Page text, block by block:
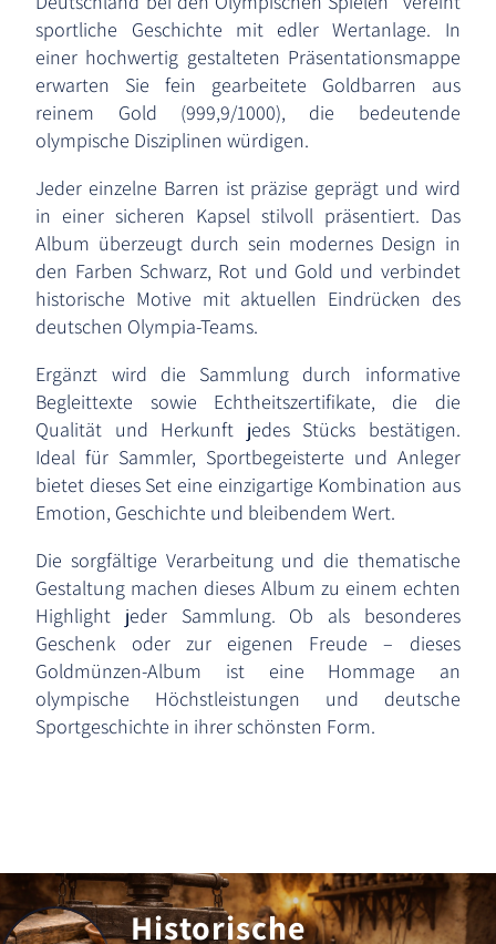
sportliche Geschichte mit edler Wertanlage. In
einer hochwertig gestalteten Präsentationsmappe
erwarten Sie fein gearbeitete Goldbarren aus
reinem Gold (999,9/1000), die bedeutende
olympische Disziplinen würdigen.
Jeder einzelne Barren ist präzise geprägt und wird
in einer sicheren Kapsel stilvoll präsentiert. Das
Album überzeugt durch sein modernes Design in
den Farben Schwarz, Rot und Gold und verbindet
historische Motive mit aktuellen Eindrücken des
deutschen Olympia-Teams.
Ergänzt wird die Sammlung durch informative
Begleittexte sowie Echtheitszertifikate, die die
Qualität und Herkunft jedes Stücks bestätigen.
Ideal für Sammler, Sportbegeisterte und Anleger
bietet dieses Set eine einzigartige Kombination aus
Emotion, Geschichte und bleibendem Wert.
Die sorgfältige Verarbeitung und die thematische
Gestaltung machen dieses Album zu einem echten
Highlight jeder Sammlung. Ob als besonderes
Geschenk oder zur eigenen Freude – dieses
Goldmünzen-Album ist eine Hommage an
olympische Höchstleistungen und deutsche
Sportgeschichte in ihrer schönsten Form.
Historische